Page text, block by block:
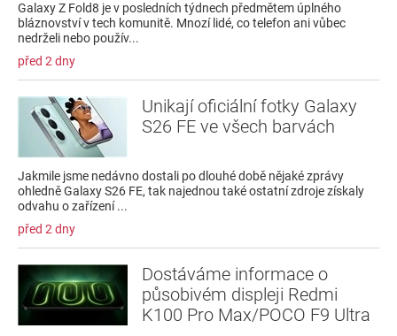
Galaxy Z Fold8 je v posledních týdnech předmětem úplného
bláznovství v tech komunitě. Mnozí lidé, co telefon ani vůbec
nedrželi nebo použív...
před 2 dny
Unikají oficiální fotky Galaxy
S26 FE ve všech barvách
Jakmile jsme nedávno dostali po dlouhé době nějaké zprávy
ohledně Galaxy S26 FE, tak najednou také ostatní zdroje získaly
odvahu o zařízení ...
před 2 dny
Dostáváme informace o
působivém displeji Redmi
K100 Pro Max/POCO F9 Ultra